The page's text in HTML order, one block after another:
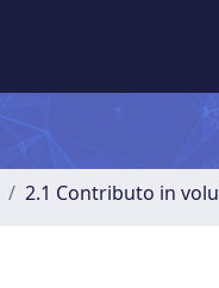
2.1 Contributo in